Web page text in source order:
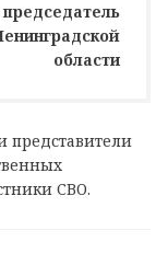
области
представители
СВО.